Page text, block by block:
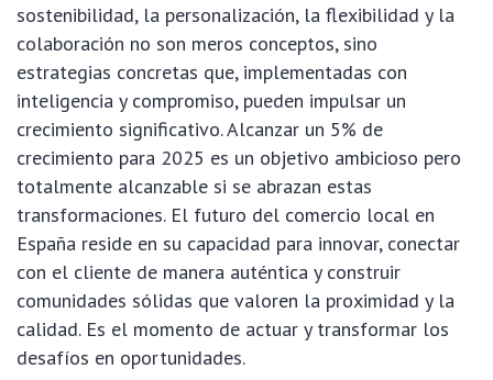
sostenibilidad, la personalización, la flexibilidad y la
colaboración no son meros conceptos, sino
estrategias concretas que, implementadas con
inteligencia y compromiso, pueden impulsar un
crecimiento significativo. Alcanzar un 5% de
crecimiento para 2025 es un objetivo ambicioso pero
totalmente alcanzable si se abrazan estas
transformaciones. El futuro del comercio local en
España reside en su capacidad para innovar, conectar
con el cliente de manera auténtica y construir
comunidades sólidas que valoren la proximidad y la
calidad. Es el momento de actuar y transformar los
desafíos en oportunidades.